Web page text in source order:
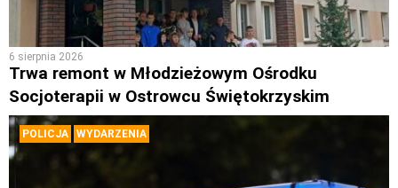
6 sierpnia 2026
Trwa remont w Młodzieżowym Ośrodku
Socjoterapii w Ostrowcu Świętokrzyskim
POLICJA WYDARZENIA